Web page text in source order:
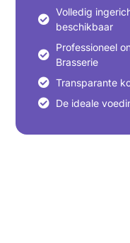
Volledig
beschikbaar
Professioneel
Brasserie
Transparante
De ideale